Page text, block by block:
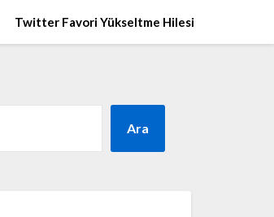
Twitter Favori Yükseltme Hilesi
Ara